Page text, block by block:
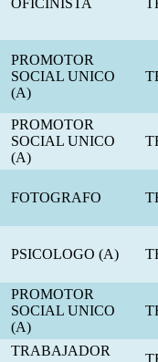
OFICINISTA
PROMOTOR
SOCIAL UNICO
(A)
PROMOTOR
SOCIAL UNICO
(A)
FOTOGRAFO
PSICOLOGO (A)
PROMOTOR
SOCIAL UNICO
(A)
TRABAJADOR